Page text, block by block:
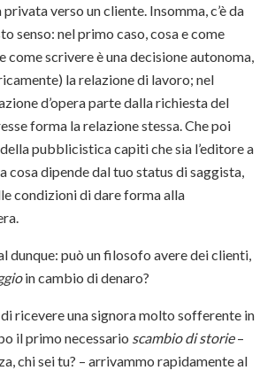
verso un cliente. Insomma, c’è da
senso: nel primo caso, cosa e come
come scrivere è una decisione autonoma,
la relazione di lavoro; nel
d’opera parte dalla richiesta del
forma la relazione stessa. Che poi
pubblicistica capiti che sia l’editore a
cosa dipende dal tuo status di saggista,
condizioni di dare forma alla
dunque: può un filosofo avere dei clienti,
in cambio di denaro?
ricevere una signora molto sofferente in
il primo necessario scambio di storie–
chi sei tu? – arrivammo rapidamente al